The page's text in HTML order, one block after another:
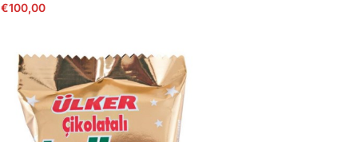
€100,00